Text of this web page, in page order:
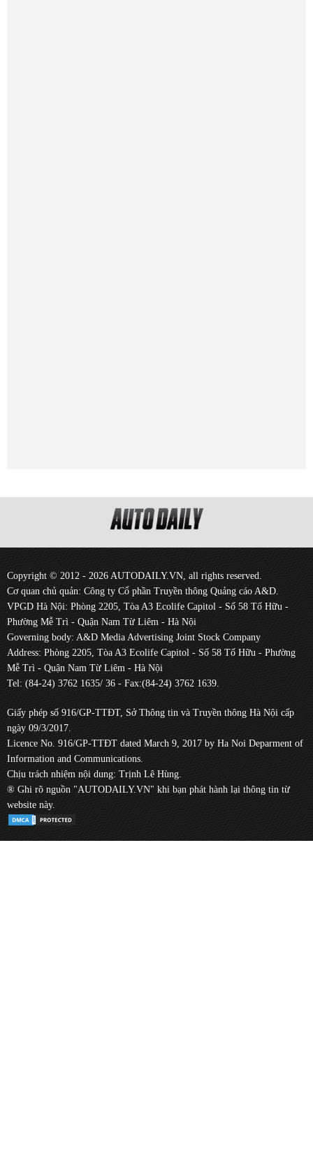
Copyright © 2012 - 2026 AUTODAILY.VN, all rights reserved.
Cơ quan chủ quản: Công ty Cổ phần Truyền thông Quảng cáo A&D.
VPGD Hà Nội: Phòng 2205, Tòa A3 Ecolife Capitol - Số 58 Tố Hữu -
Phường Mễ Trì - Quận Nam Từ Liêm - Hà Nội
Governing body: A&D Media Advertising Joint Stock Company
Address: Phòng 2205, Tòa A3 Ecolife Capitol - Số 58 Tố Hữu - Phường
Mễ Trì - Quận Nam Từ Liêm - Hà Nội
Tel: (84-24) 3762 1635/ 36 - Fax:(84-24) 3762 1639.
Giấy phép số 916/GP-TTĐT, Sở Thông tin và Truyền thông Hà Nội cấp
ngày 09/3/2017.
Licence No. 916/GP-TTĐT dated March 9, 2017 by Ha Noi Deparment of
Information and Communications.
Chịu trách nhiệm nội dung: Trịnh Lê Hùng.
® Ghi rõ nguồn "AUTODAILY.VN" khi bạn phát hành lại thông tin từ
website này.